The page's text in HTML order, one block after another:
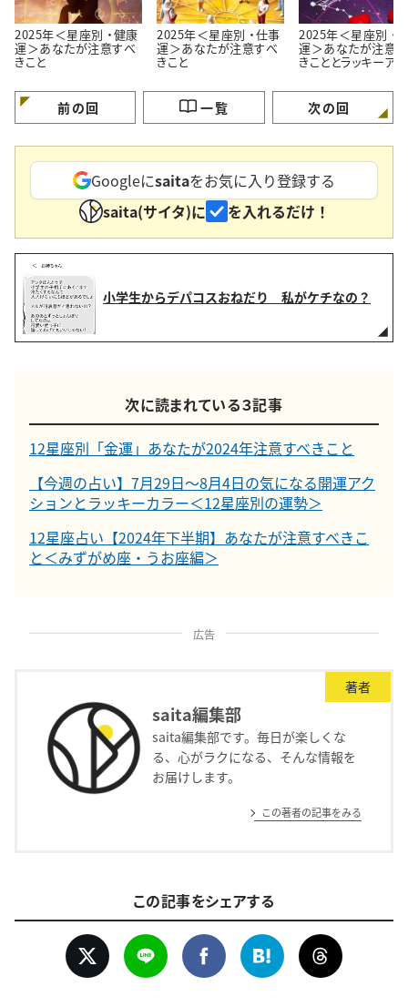
2025年＜星座別 ・健康
運＞あなたが注意すべ
きこと
2025年＜星座別 ・仕事
運＞あなたが注意すべ
きこと
2025年＜星座別 ・
運＞あなたが注意
きこととラッキーア
ます！」
前の回 一覧 次の回
Googleにsaitaをお気に入り登録する
saita(サイタ)に
を入れるだけ！
小学生からデパコスおねだり 私がケチなの？
次に読まれている３記事
12星座別「金運」あなたが2024年注意すべきこと
【今週の占い】7月29日～8月4日の気になる開運アク
ションとラッキーカラー＜12星座別の運勢＞
12星座占い【2024年下半期】あなたが注意すべきこ
と＜みずがめ座・うお座編＞
広告
著者
saita編集部
saita編集部です。毎日が楽しくな
る、心がラクになる、そんな情報を
お届けします。
この著者の記事をみる
この記事をシェアする